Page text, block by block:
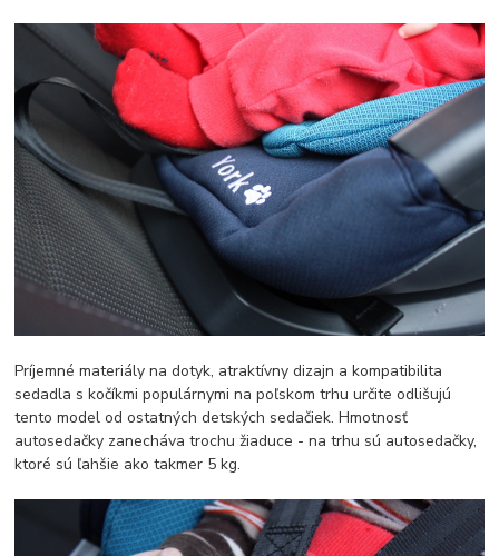
Príjemné materiály na dotyk, atraktívny dizajn a kompatibilita
sedadla s kočíkmi populárnymi na poľskom trhu určite odlišujú
tento model od ostatných detských sedačiek. Hmotnosť
autosedačky zanecháva trochu žiaduce - na trhu sú autosedačky,
ktoré sú ľahšie ako takmer 5 kg.